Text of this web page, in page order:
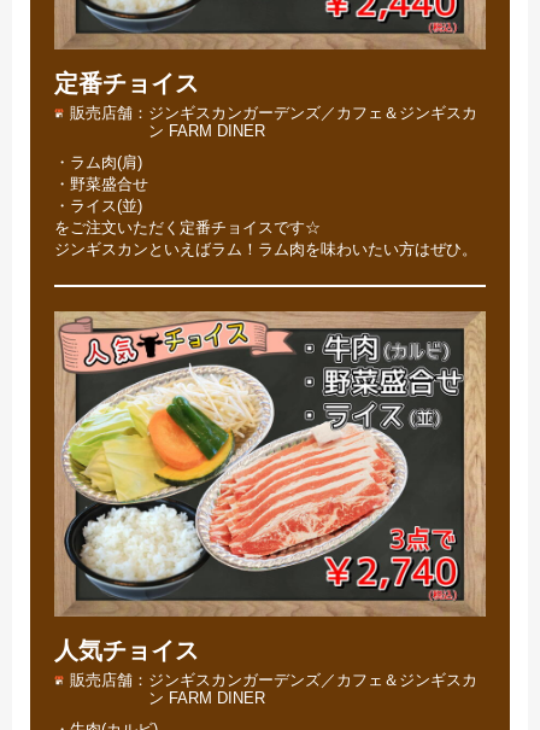
定番チョイス
販売店舗
ジンギスカンガーデンズ／カフェ＆ジンギスカ
ン FARM DINER
・ラム肉(肩)
・野菜盛合せ
・ライス(並)
をご注文いただく定番チョイスです☆
ジンギスカンといえばラム！ラム肉を味わいたい方はぜひ。
人気チョイス
販売店舗
ジンギスカンガーデンズ／カフェ＆ジンギスカ
ン FARM DINER